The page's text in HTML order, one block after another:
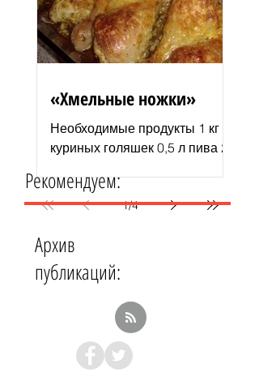
«Хмельные ножки»
Необходимые продукты 1 кг
куриных голяшек 0,5 л пива 2–
курицы соль и перец по вкусу
1 пачка изюма (200 г )...
1/4
Рекомендуем:
Архив
публикаций: